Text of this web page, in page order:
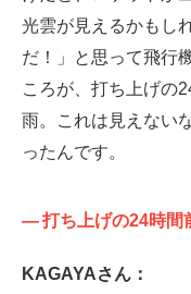
光雲が見えるかもし
だ！」と思って飛行
ころが、打ち上げの
雨。これは見えない
ったんです。
—打ち上げの24時間
KAGAYAさん：